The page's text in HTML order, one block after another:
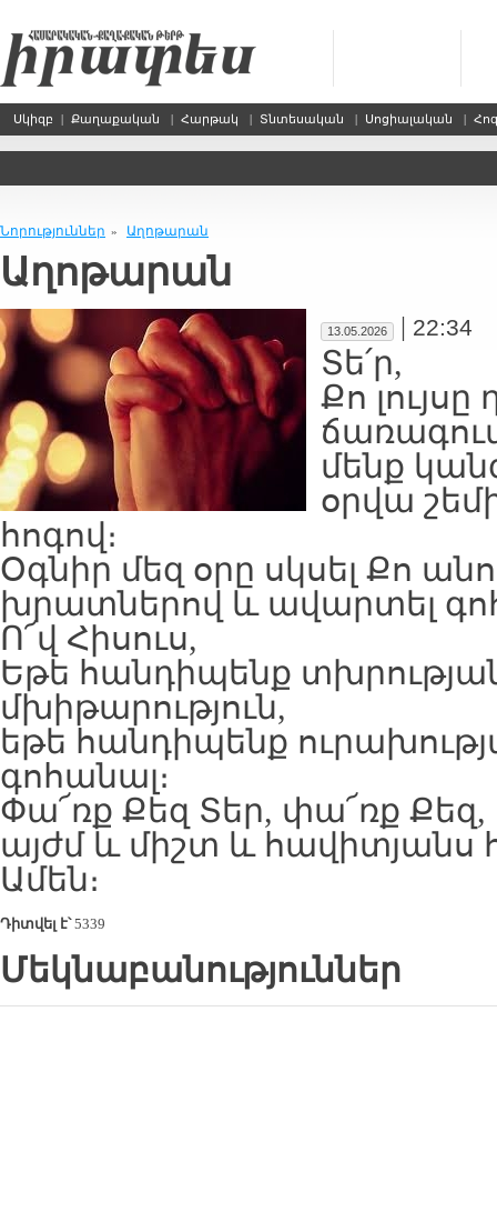
Սկիզբ | Քաղաքական | Հարթակ | Տնտեսական | Սոցիալական |
Նորություններ » Աղոթարան
Աղոթարան
13.05.2026 | 22:34
Տե՛ր,
Քո լույսը
մենք
օրվա
հոգով։
Օգնիր մեզ օրը սկսել Քո
խրատներով և ավարտել
Ո՜վ Հիսուս,
Եթե հանդիպենք
մխիթարություն,
եթե հանդիպենք
գոհանալ։
Փա՜ռք Քեզ Տեր, փա՜ռք
այժմ և միշտ և հավիտյանս
Ամեն։
Դիտվել է՝5339
Մեկնաբանություններ